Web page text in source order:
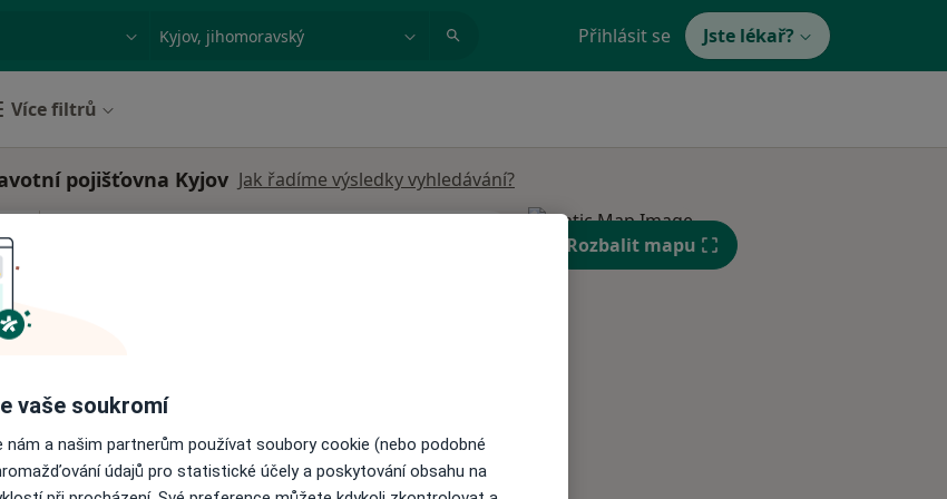
Město nebo region Přihlásit se Jste lékař?
Více filtrů
pojišťovna Kyjov Jak řadíme výsledky vyhledávání?
Pá So
15 Srpen
Rozbalit mapu
vaše soukromí
nám a našim partnerům používat soubory cookie (nebo podobné
údajů pro statistické účely a poskytování obsahu na